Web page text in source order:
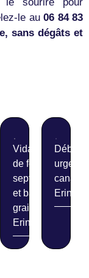
le sourire pour
le au 06 84 83
sans dégâts et
de
Vidange
de fosses
septiques
et bacs à
graisse
Eringhem
urgent